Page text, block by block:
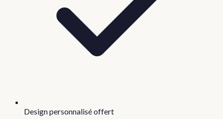
Design personnalisé offert